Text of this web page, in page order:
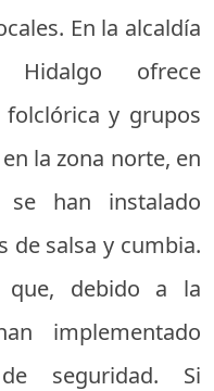
En la alcaldía
Hidalgo ofrece
folclórica y grupos
la zona norte, en
han instalado
de salsa y cumbia.
que, debido a la
implementado
seguridad. Si